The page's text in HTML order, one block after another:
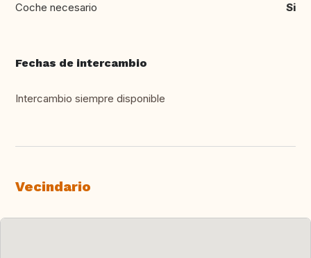
Coche necesario Si
Fechas de intercambio
Intercambio siempre disponible
Vecindario